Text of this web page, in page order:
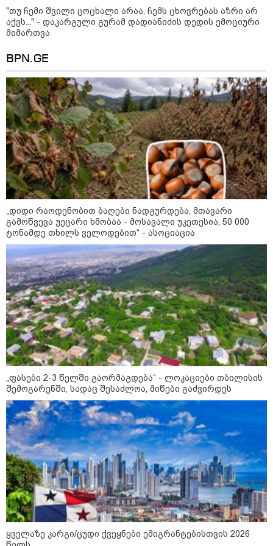
"თუ ჩემი შვილი ცოცხალი არაა,
ნია იმნაძეს და ანასტასია
ბერუაშვილს ბრალდება
წარედგინათ - რამდენ წლიანი
პატიმრობა ემუქრებათ
არასრულწლოვნებს?
10:58 / 06-08-2026
"დადგება დრო და თქვენი დღევანდელი
"პოსტაობა" საკუთარ თავთან
შეგარცხვენთ... თქვენი შეცდომა არის
დანაშაულის ტოლფასი" - ეკა კუპატაძე
ნანუკა ჟორჟოლიანს
09:33 / 05-08-2026
"თუ ჩემი შვილი ცოცხალი არაა, ჩემს ცხოვრებას აზრი არ
აქვს..." - დაკარგული გურამ დადიანიძის დედის ემოციური
მიმართვა
BPN.GE
„დიდი რაოდენობით ბაღები ნადგურდება, მთავარი
გამოწვევა უეცარი ხმობაა - მოსავალი უკეთესია, 50 000
ტონამდე თხილს ველოდებით“ - ასოციაცია
„ფასები 2-3 წელში გაორმაგდება“ - ლოკაციები თბილისის
შემოგარენში, სადაც შესაძლოა, მიწები გაძვირდეს
ყველაზე კარგი/ცუდი ქვეყნები ემიგრანტებისთვის 2026